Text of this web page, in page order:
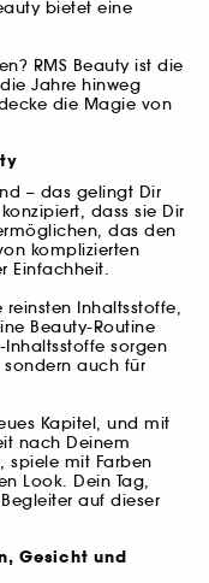
bietet eine
RMS Beauty ist die
Jahre hinweg
die Magie von
– das gelingt Dir
dass sie Dir
das den
komplizierten
Einfachheit.
reinsten Inhaltsstoffe,
Beauty-Routine
sorgen
auch für
Kapitel, und mit
nach Deinem
spiele mit Farben
Look. Dein Tag,
auf dieser
Gesicht und